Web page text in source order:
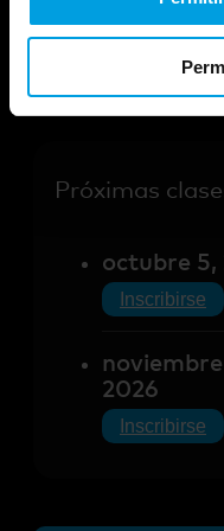
Clases públicas
Próximas
octubre 5,
Inscribirse
2026
Inscribirse